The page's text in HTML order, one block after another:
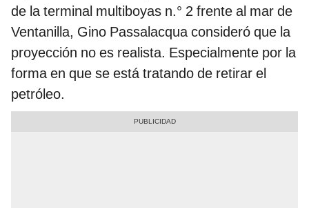
de la terminal multiboyas n.° 2 frente al mar de
Ventanilla, Gino Passalacqua consideró que la
proyección no es realista. Especialmente por la
forma en que se está tratando de retirar el
petróleo.